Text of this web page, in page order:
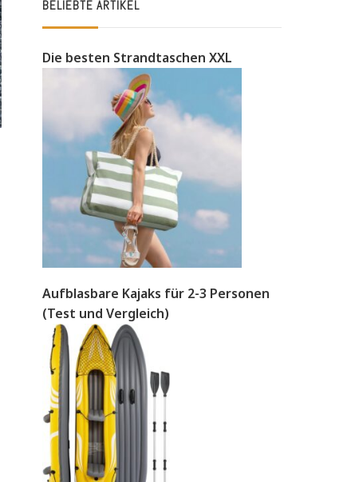
BELIEBTE ARTIKEL
Die besten Strandtaschen XXL
Aufblasbare Kajaks für 2-3 Personen
(Test und Vergleich)